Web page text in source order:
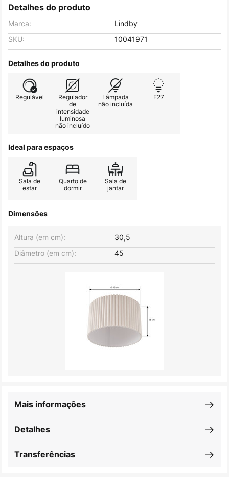
Detalhes do produto
Marca:
Lindby
SKU:
10041971
Detalhes do produto
Regulável
Regulador
de
intensidade
luminosa
não incluído
Lâmpada
não incluída
E27
Ideal para espaços
Sala de
estar
Quarto de
dormir
Sala de
jantar
Dimensões
Altura (em cm):
30,5
Diâmetro (em cm):
45
Detalhes
Mais informações
Transferências